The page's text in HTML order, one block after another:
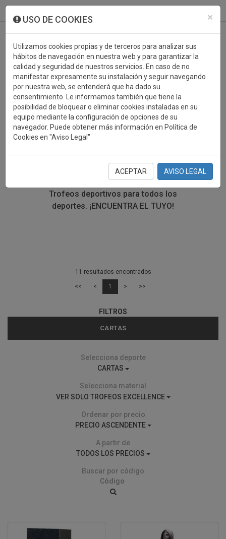
×
USO DE COOKIES
Utilizamos cookies propias y de terceros para analizar sus
hábitos de navegación en nuestra web y para garantizar la
calidad y seguridad de nuestros servicios. En caso de no
manifestar expresamente su instalación y seguir navegando
por nuestra web, se entenderá que ha dado su
consentimiento. Le informamos también que tiene la
posibilidad de bloquear o eliminar cookies instaladas en su
equipo mediante la configuración de opciones de su
navegador. Puede obtener más información en Política de
Cookies en "Aviso Legal"
ACEPTAR AVISO LEGAL
TROFEOS DEPORTIVOS
CARTAS
En esta sección encontrarás una gran variedad de
trofeos deportivos. Define tu búsqueda mediante los
filtros por deporte, material y precio del trofeo.
Trofeos deportivos para todos los
deportes. ¡ENCUENTRA EL TUYO!
11 resultados encontrados
<< < 1 > >>
FILTROS
CARTAS
Selecciona deporte
CARTAS
Selecciona material
VER SOLO TROFEOS EXCELLENCE
Ordenar por precio
PRECIO ASCENDENTE
A partir de
TODOS LOS PRECIOS
Buscar por código